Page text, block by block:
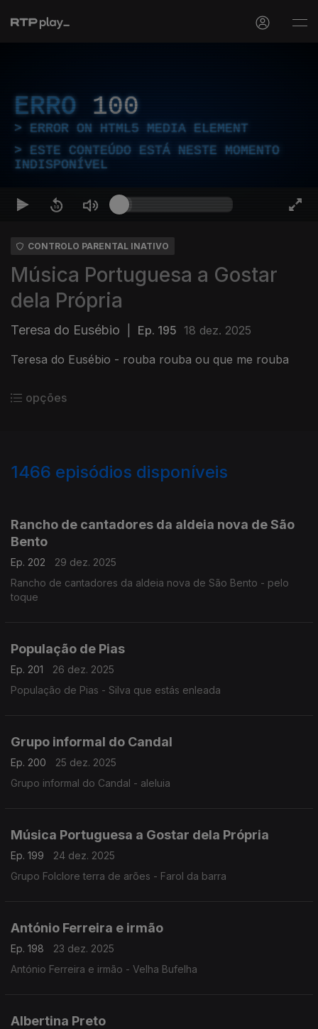
ERRO 100
ERROR ON HTML5 MEDIA ELEMENT
ESTE CONTEÚDO ESTÁ NESTE MOMENTO
INDISPONÍVEL
CONTROLO PARENTAL INATIVO
Música Portuguesa a Gostar
dela Própria
Teresa do Eusébio Ep. 195 18 dez. 2025
Teresa do Eusébio - rouba rouba ou que me rouba
opções
1466 episódios disponíveis
Rancho de cantadores da aldeia nova de São
Bento
Ep. 202
29 dez. 2025
Rancho de cantadores da aldeia nova de São Bento - pelo
toque
População de Pias
Ep. 201
26 dez. 2025
População de Pias - Silva que estás enleada
Grupo informal do Candal
Ep. 200
25 dez. 2025
Grupo informal do Candal - aleluia
Música Portuguesa a Gostar dela Própria
Ep. 199
24 dez. 2025
Grupo Folclore terra de arões - Farol da barra
António Ferreira e irmão
Ep. 198
23 dez. 2025
António Ferreira e irmão - Velha Bufelha
Albertina Preto